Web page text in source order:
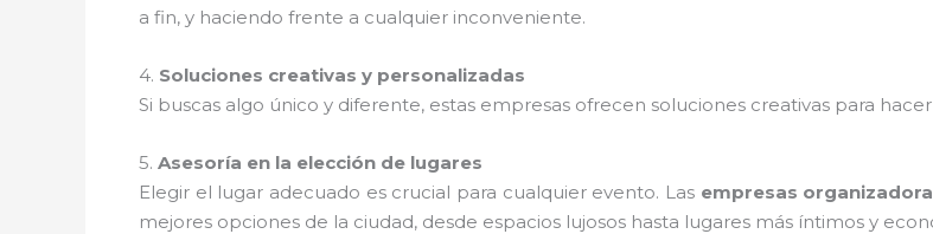
a fin, y haciendo frente a cualquier inconveniente.
4. Soluciones creativas y personalizadas
Si buscas algo único y diferente, estas empresas ofrecen soluciones creativas para
5. Asesoría en la elección de lugares
Elegir el lugar adecuado es crucial para cualquier evento. Las empresas
mejores opciones de la ciudad, desde espacios lujosos hasta lugares más íntimos y